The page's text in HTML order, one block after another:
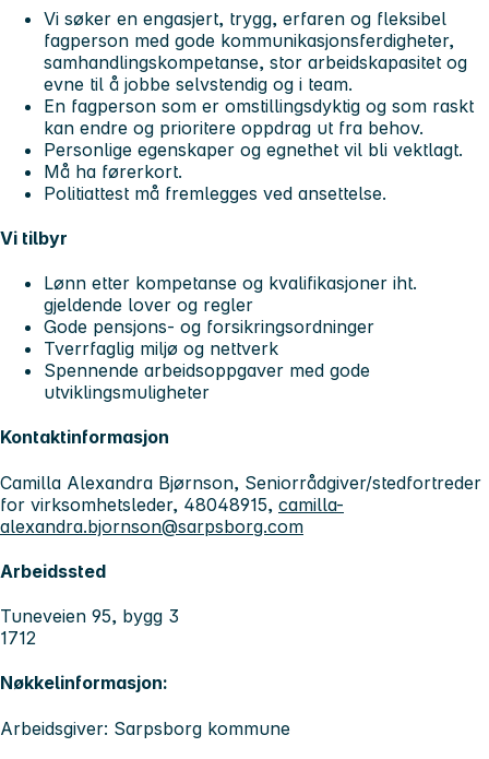
Vi søker en engasjert, trygg, erfaren og fleksibel
fagperson med gode kommunikasjonsferdigheter,
samhandlingskompetanse, stor arbeidskapasitet og
evne til å jobbe selvstendig og i team.
En fagperson som er omstillingsdyktig og som raskt
kan endre og prioritere oppdrag ut fra behov.
Personlige egenskaper og egnethet vil bli vektlagt.
Må ha førerkort.
Politiattest må fremlegges ved ansettelse.
Vi tilbyr
Lønn etter kompetanse og kvalifikasjoner iht.
gjeldende lover og regler
Gode pensjons- og forsikringsordninger
Tverrfaglig miljø og nettverk
Spennende arbeidsoppgaver med gode
utviklingsmuligheter
Kontaktinformasjon
Camilla Alexandra Bjørnson, Seniorrådgiver/stedfortreder
for virksomhetsleder, 48048915, camilla-
alexandra.bjornson@sarpsborg.com
Arbeidssted
Tuneveien 95, bygg 3
1712
Nøkkelinformasjon:
Arbeidsgiver: Sarpsborg kommune